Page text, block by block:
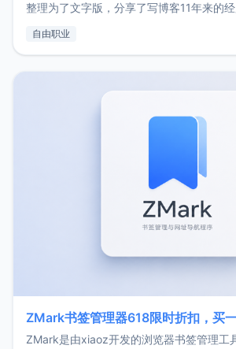
整理为了文字版，分享了写博客11年来的
了我的首个产品ImgURL的真实数据和产品
自由职业
ZMark书签管理器618限时折扣，买
ZMark是由xiaoz开发的浏览器书签管理工